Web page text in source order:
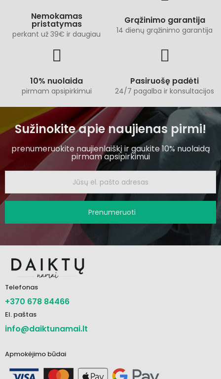
Nemokamas
pristatymas
perkant už 39€ ir daugiau
Grąžinimo garantija
14 dienų grąžinimo garantija
10% nuolaida
pirmam apsipirkimui
Pasiruošę padėti
24/7 pagalba ir konsultacijos
Sužinokite apie naujienas pirmi!
prenumeruokite naujienlaiškį ir gaukite 10% nuolaidą
pirmam apsipirkimui
Prenumeruoti
Telefonas
+370 678 84466
El. paštas
info@daiktunamai.lt
Apmokėjimo būdai